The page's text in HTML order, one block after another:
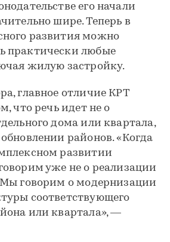
его начали
шире. Теперь в
развития можно
практически любые
жилую застройку.
главное отличие КРТ
что речь идет не о
дома или квартала,
районов. «Когда
развитии
уже не о реализации
говорим о модернизации
соответствующего
или квартала», —